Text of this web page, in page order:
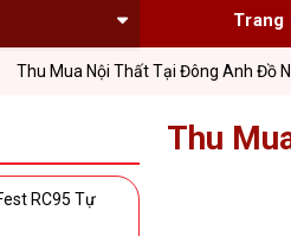
Trang
Thu Mua Nội Thất Tại Đông Anh Đồ
RC95 Tự
Thu